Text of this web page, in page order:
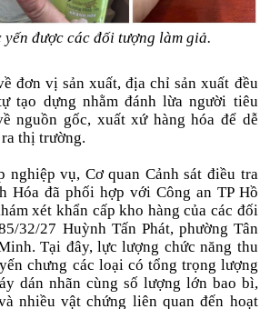
yến được các đối tượng làm giả.
đơn vị sản xuất, địa chỉ sản xuất đều
tạo dựng nhằm đánh lừa người tiêu
nguồn gốc, xuất xứ hàng hóa để dễ
ra thị trường.
nghiệp vụ, Cơ quan Cảnh sát điều tra
Hóa đã phối hợp với Công an TP Hồ
xét khẩn cấp kho hàng của các đối
32/27 Huỳnh Tấn Phát, phường Tân
Tại đây, lực lượng chức năng thu
chưng các loại có tổng trọng lượng
dán nhãn cùng số lượng lớn bao bì,
nhiều vật chứng liên quan đến hoạt